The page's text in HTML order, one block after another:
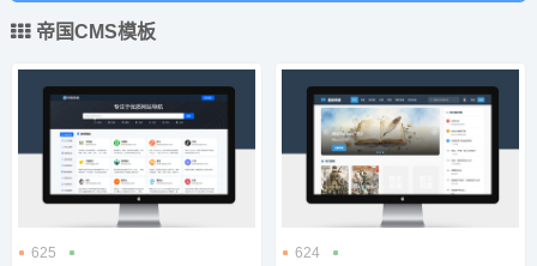
帝国CMS模板
625 624